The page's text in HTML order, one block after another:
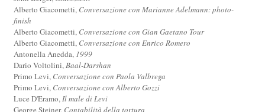
Alberto Giacometti, Conversazione con Marianne Adelmann: photo-
finish
Alberto Giacometti, Conversazione con Gian Gaetano Tour
Alberto Giacometti, Conversazione con Enrico Romero
Antonella Anedda, 1999
Dario Voltolini,Baal-Darshan
Primo Levi, Conversazione con Paola Valbrega
Primo Levi, Conversazione con Alberto Gozzi
Luce D'Eramo,Il male di Levi
George Steiner, Contabilità della tortura